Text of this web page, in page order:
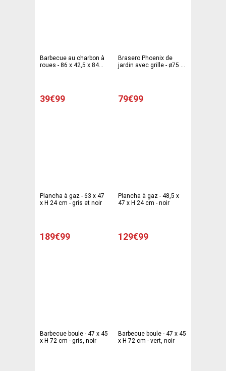
Barbecue au charbon à
roues - 86 x 42,5 x 84
39€99
Brasero Phoenix de
jardin avec grille - ø75 x
79€99
Plancha à gaz - 63 x 47
x H 24 cm - gris et noir
189€99
Plancha à gaz - 48,5 x
47 x H 24 cm - noir
129€99
Barbecue boule - 47 x 45
x H 72 cm - gris, noir
Barbecue boule - 47 x 45
x H 72 cm - vert, noir